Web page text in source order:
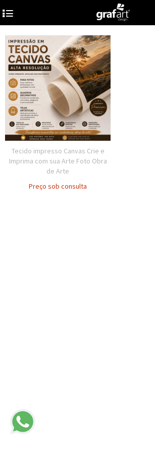
4
Tecido impresso Canvas Crie e
Imprima com sua Arte Foto Obra
de Arte
Preço sob consulta